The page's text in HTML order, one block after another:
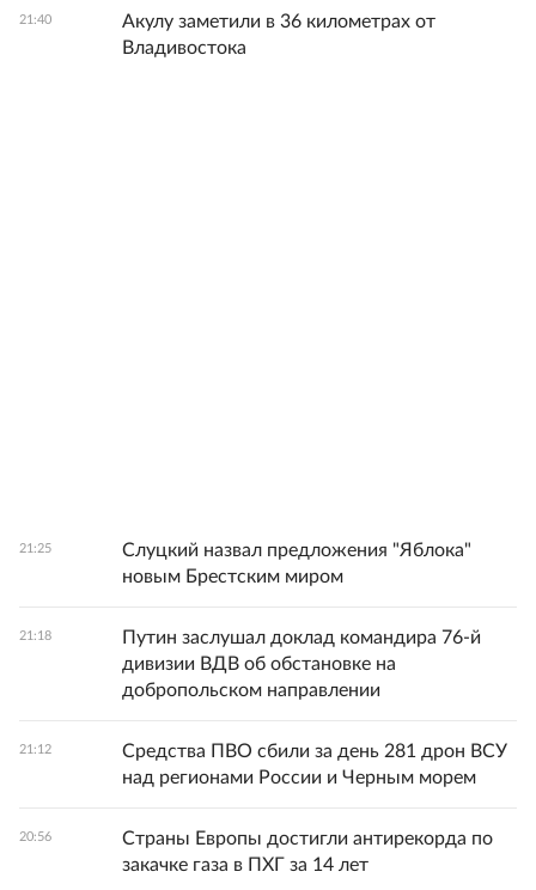
21:40
Акулу заметили в 36 километрах от
Владивостока
21:25
Слуцкий назвал предложения "Яблока"
новым Брестским миром
21:18
Путин заслушал доклад командира 76-й
дивизии ВДВ об обстановке на
добропольском направлении
21:12
Средства ПВО сбили за день 281 дрон ВСУ
над регионами России и Черным морем
20:56
Страны Европы достигли антирекорда по
закачке газа в ПХГ за 14 лет